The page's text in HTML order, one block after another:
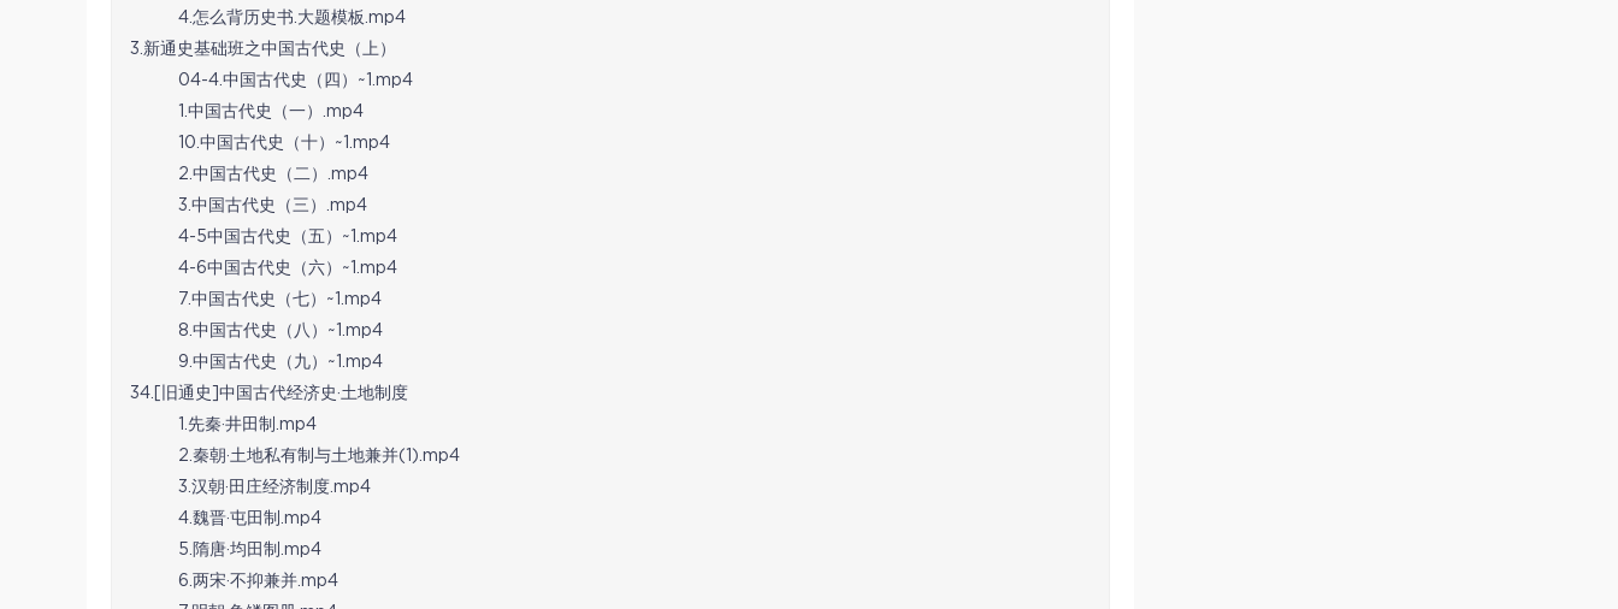
4.怎么背历史书.大题模板.mp4
3.新通史基础班之中国古代史（上）
04-4.中国古代史（四）~1.mp4
1.中国古代史（一）.mp4
10.中国古代史（十）~1.mp4
2.中国古代史（二）.mp4
3.中国古代史（三）.mp4
4-5中国古代史（五）~1.mp4
4-6中国古代史（六）~1.mp4
7.中国古代史（七）~1.mp4
8.中国古代史（八）~1.mp4
9.中国古代史（九）~1.mp4
34.[旧通史]中国古代经济史·土地制度
1.先秦·井田制.mp4
2.秦朝·土地私有制与土地兼并(1).mp4
3.汉朝·田庄经济制度.mp4
4.魏晋·屯田制.mp4
5.隋唐·均田制.mp4
6.两宋·不抑兼并.mp4